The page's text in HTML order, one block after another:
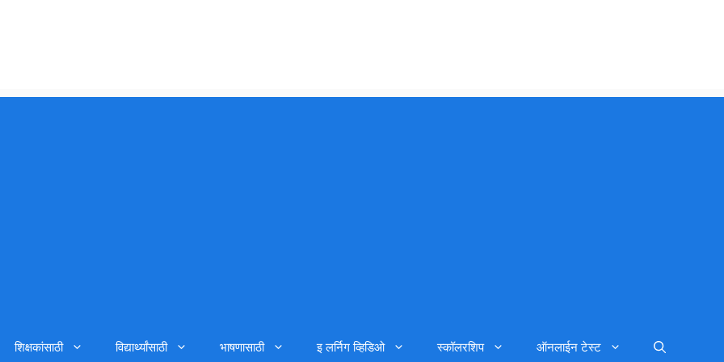
शिक्षकांसाठी विद्यार्थ्यांसाठी भाषणासाठी इ लर्निग व्हिडिओ स्कॉलरशिप ऑनलाईन टेस्ट